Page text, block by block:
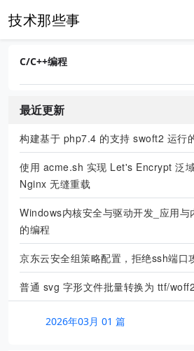
技术那些事
C/C++编程
最近更新
构建基于 php7.4 的支持 swoft2 运行
使用 acme.sh 实现 Let's Encrypt 泛
Nginx 无缝重载
Windows内核安全与驱动开发_应用与
的编程
京东云安全组策略配置，拒绝ssh端口
普通 svg 字形文件批量转换为 ttf/
2026年03月 01 篇